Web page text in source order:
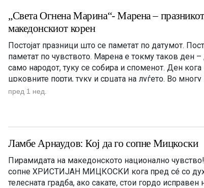
„Света Огнена Марина“- Марена –
македонскиот корен
Постојат празници што се паметат по датумот.
паметат по чувството. Марена е токму таков ден
само народот, туку се собира и споменот. Ден
црковните порти, туку и срцата на луѓето. Во
ги избришало старите обичаи, […]
пред 1 нед.
Ламбе Арнаудов: Кој да го сопне Мицкоски
Пирамидата на македонското национално
сопне ХРИСТИЈАН МИЦКОСКИ кога пред сé со
телесната градба, ако сакате, стои гордо исправен